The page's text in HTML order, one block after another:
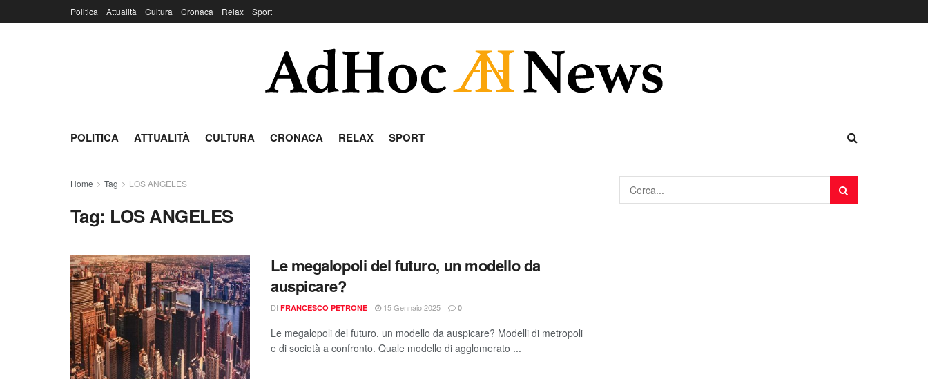
Politica Attualità Cultura Cronaca Relax Sport
POLITICA ATTUALITÀ CULTURA CRONACA RELAX SPORT
Home Tag LOS ANGELES
Tag: LOS ANGELES
Le megalopoli del futuro, un modello da
auspicare?
DI FRANCESCO PETRONE 15 Gennaio 2025 0
Le megalopoli del futuro, un modello da auspicare? Modelli di metropoli
e di società a confronto. Quale modello di agglomerato ...